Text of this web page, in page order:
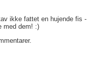
ikke fattet en hujende fis
med dem! :)